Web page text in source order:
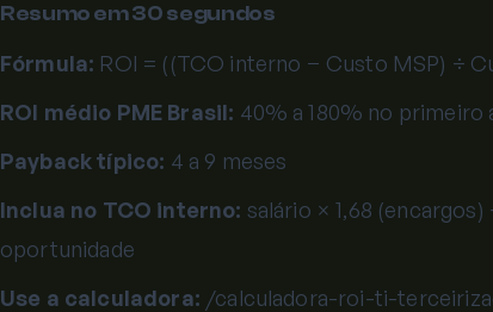
Resumo em 30 segundos
Fórmula: ROI = ((TCO interno − Custo MSP) ÷
ROI médio PME Brasil: 40% a 180% no primeiro
Payback típico: 4 a 9 meses
Inclua no TCO interno: salário × 1,68
oportunidade
Use a calculadora: /calculadora-roi-ti-